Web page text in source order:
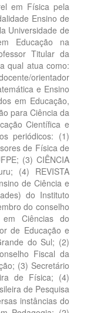
em Física pela
Ensino de
Universidade de
Educação na
Titular da
qual atua como:
orientador
e Ensino
em Educação,
para Ciência da
Científica e
periódicos: (1)
de Física de
(3) CIÊNCIA
(4) REVISTA
de Ciência e
do Instituto
do conselho
Ciências do
de Educação e
do Sul; (2)
Fiscal da
(3) Secretário
de Física; (4)
de Pesquisa
instâncias do